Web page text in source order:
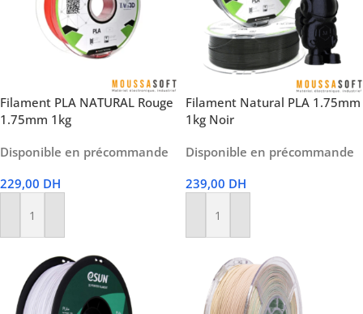
Filament PLA NATURAL Rouge
1.75mm 1kg
Disponible en précommande
229,00 DH
Ajouter Au Panier
Filament Natural PLA 1.75mm
1kg Noir
Disponible en précommande
239,00 DH
Ajouter Au Panier